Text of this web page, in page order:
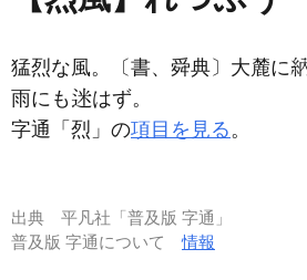
猛烈な風。〔書、舜典〕大麓に
雨にも
はず。
字通「烈」の項目を見る。
出典 平凡社「普及版 字通」
普及版 字通について情報